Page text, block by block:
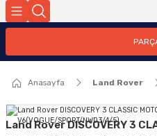
Anasayfa Land Rover
Land Rover DISCOVERY 3